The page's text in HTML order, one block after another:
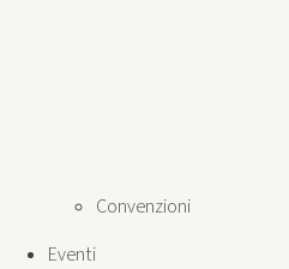
Convenzioni
Eventi